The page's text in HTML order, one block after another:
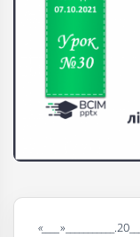
«____